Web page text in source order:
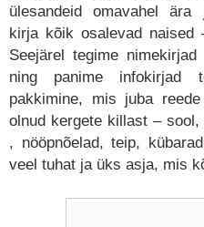
ülesandeid omavahel ära
kirja kõik osalevad naised
Seejärel tegime
ning panime infokirjad
pakkimine, mis juba
olnud kergete killast –
, nööpnõelad, teip,
veel tuhat ja üks asja, mis